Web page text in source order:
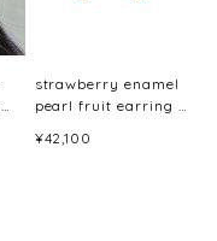
strawberry enamel
pearl fruit earring /
¥42,100